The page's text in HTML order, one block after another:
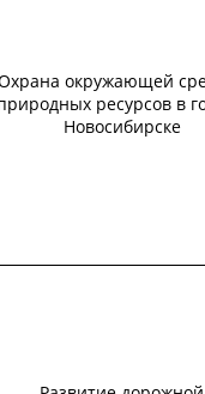
окружающей
ресурсов в
Новосибирске